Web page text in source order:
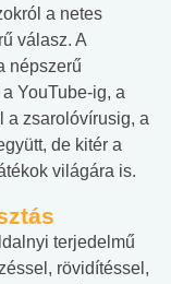
a netes
válasz. A
népszerű
YouTube-ig, a
a zsarolóvírusig, a
de kitér a
világára is.
terjedelmű
rövidítéssel,